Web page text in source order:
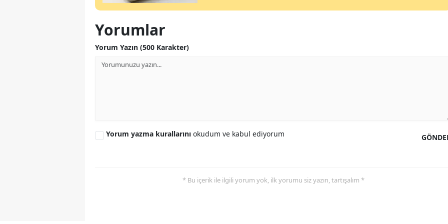
Yorumlar
Yorum Yazın (500 Karakter)
Yorum yazma kurallarını okudum ve kabul ediyorum
* Bu içerik ile ilgili yorum yok, ilk yorumu siz yazın, tartışalım *